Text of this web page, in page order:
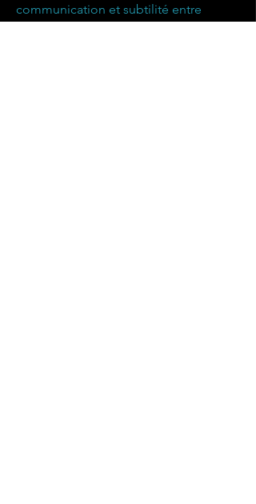
communication et subtilité entre
partenaires et collectifs à travers le